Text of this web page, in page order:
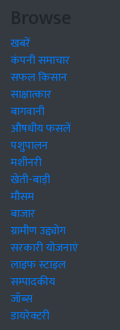
Browse
खबरें
कंपनी समाचार
सफल किसान
साक्षात्कार
बागवानी
औषधीय फसलें
पशुपालन
मशीनरी
खेती-बाड़ी
मौसम
बाजार
ग्रामीण उद्द्योग
सरकारी योजनाएं
लाइफ स्टाइल
सम्पादकीय
जॉब्स
डायरेक्टरी